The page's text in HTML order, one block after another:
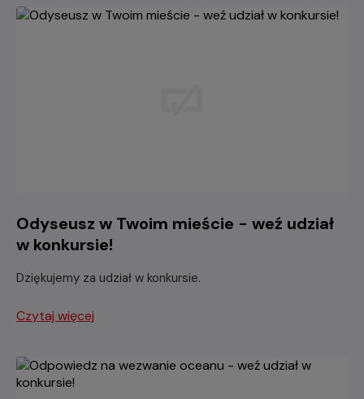
Odyseusz w Twoim mieście - weź udział
w konkursie!
Dziękujemy za udział w konkursie.
Czytaj więcej